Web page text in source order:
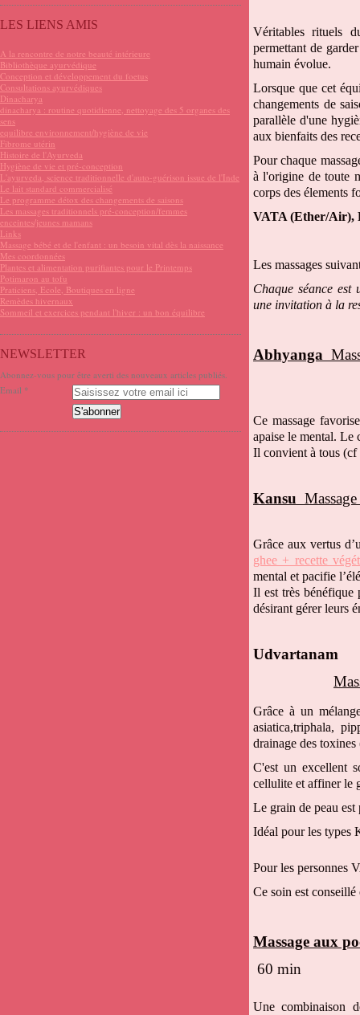
LES LIENS AMIS
A la rencontre de notre beauté intérieure
Bibliothèque ayurvédique
Conception et développement du foetus
Consultations ayurvédiques
Dinacharya
dinacharya : routine quotidienne, nettoyage des 5 organes des
sens
equilibre environnement/hygiène de vie
Fibrome utérin
Histoire de l'Ayurveda
Hygiène de vie et pré-conception
L'ayurveda, science traditionnelle d'auto-guérison issue de l'Inde
Le lait standard commercialisé
Le programme détox des changements de saisons
Les massages traditionnels pré-conception/femmes
enceintes/jeunes mamans
Links
Massage bébé et de l'enfant : un besoin vital dès la naissance
Mes coordonnées
Plantes et alimentation purifiantes pour le Printemps
Potimaron au tofu
Praticiens, Ecole, Boutiques en ligne
Remèdes hivernaux
Sommeil et exercices pendant l'hiver : un bon équilibre
NEWSLETTER
Abonnez-vous pour être averti des nouveaux articles publiés.
Email
Véritables rituels
permettant de
humain évolue.
Lorsque que cet
changements de
parallèle d'une
aux bienfaits des
Pour chaque
à l'origine de toute
corps des élements
VATA (Ether/Air),
Les massages
Chaque séance est
une invitation à la
Abhyanga
Ce massage
apaise le mental. Le
Il convient à tous
Kansu
Grâce aux vertus
ghee + recette
mental et pacifie
Il est très bénéfique
désirant gérer leurs
Udvartanam
Grâce à un
asiatica,triphala,
drainage des
C'est un excellent
cellulite et affiner le
Le grain de peau est
Idéal pour les types
Pour les personnes
Ce soin est
Massage aux
60 min
Une combinaison